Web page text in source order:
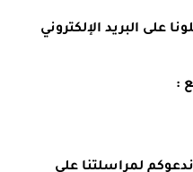
البريد الإلكتروني
:
لمراسلتنا على